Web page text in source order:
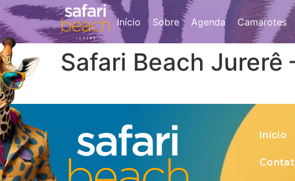
Início Sobre Agenda Camarotes
Safari Beach Jurerê
Início